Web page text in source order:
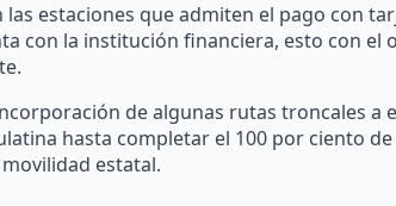
estaciones que admiten el pago con
con la institución financiera, esto con el
de algunas rutas troncales a
hasta completar el 100 por ciento
estatal.